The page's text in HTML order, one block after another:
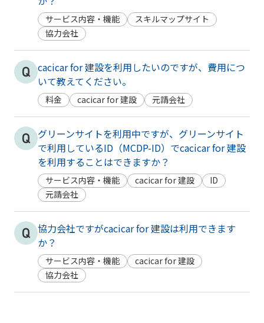
サービス内容・機能
スキルマップサイト
協力会社
cacicar for 建設を利用したいのですが、費用につ
いて教えてください。
料金 cacicar for 建設 元請会社
グリーンサイトを利用中ですが、グリーンサイト
で利用しているID（MCDP-ID）でcacicar for 建設
を利用することはできますか？
サービス内容・機能 cacicar for 建設
ID
元請会社
協力会社ですがcacicar for 建設は利用できます
か？
サービス内容・機能
cacicar for 建設
協力会社